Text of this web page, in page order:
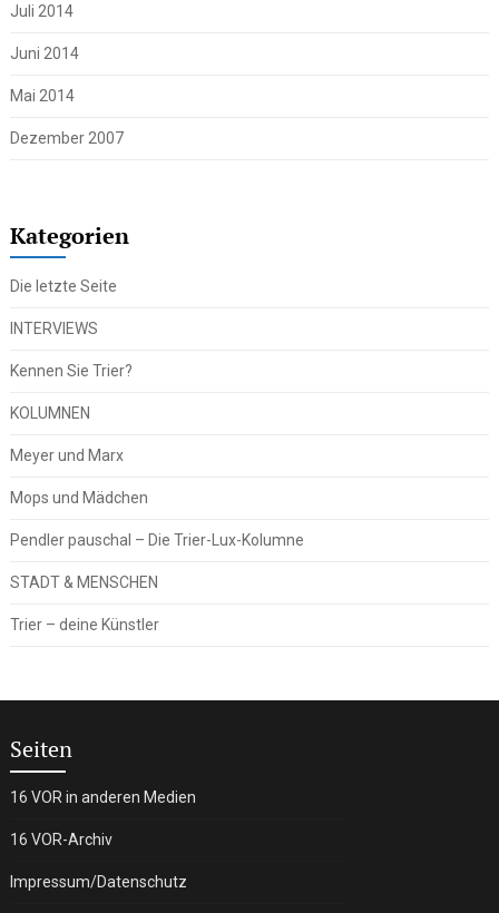
Juli 2014
Juni 2014
Mai 2014
Dezember 2007
Kategorien
Die letzte Seite
INTERVIEWS
Kennen Sie Trier?
KOLUMNEN
Meyer und Marx
Mops und Mädchen
Pendler pauschal – Die Trier-Lux-Kolumne
STADT & MENSCHEN
Trier – deine Künstler
Seiten
16 VOR in anderen Medien
16 VOR-Archiv
Impressum/Datenschutz